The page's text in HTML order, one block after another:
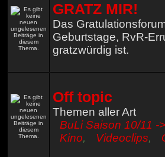
GRATZ MIR!
Das
Geburtstage, RvR-
gratzwürdig ist.
Off topic
Themen aller Art
BuLi Saison 10/11 -
Kino, Videoclips,